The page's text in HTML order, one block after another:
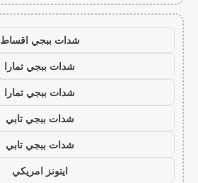
شدات ببجي اقساط
شدات ببجي تمارا
شدات ببجي تمارا
شدات ببجي تابي
شدات ببجي تابي
ايتونز امريكي